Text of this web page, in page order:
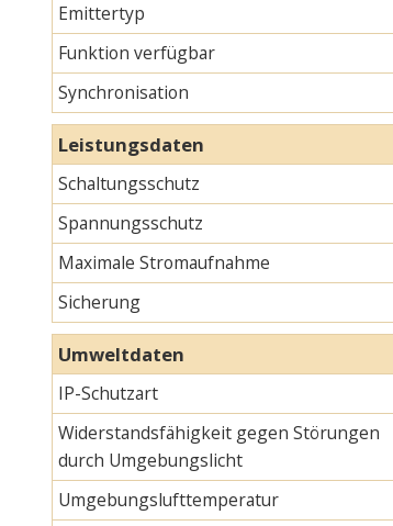
Emittertyp
Funktion verfügbar
Synchronisation
Leistungsdaten
Schaltungsschutz
Spannungsschutz
Maximale Stromaufnahme
Sicherung
Umweltdaten
IP-Schutzart
Widerstandsfähigkeit gegen Störungen
durch Umgebungslicht
Umgebungslufttemperatur